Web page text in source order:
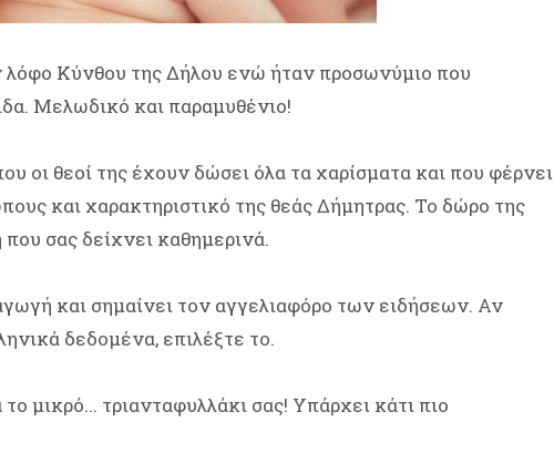
λόφο Κύνθου της Δήλου ενώ ήταν προσωνύμιο που
Μελωδικό και παραμυθένιο!
οι θεοί της έχουν δώσει όλα τα χαρίσματα και που φέρνει
και χαρακτηριστικό της θεάς Δήμητρας. Το δώρο της
σας δείχνει καθημερινά.
και σημαίνει τον αγγελιαφόρο των ειδήσεων. Αν
δεδομένα, επιλέξτε το.
μικρό... τριανταφυλλάκι σας! Υπάρχει κάτι πιο